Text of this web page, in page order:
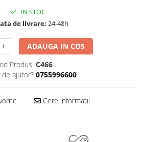
IN STOC
de livrare: 24-48h
ADAUGA IN COS
Produs: C466
de ajutor? 0755996600
Cere informatii